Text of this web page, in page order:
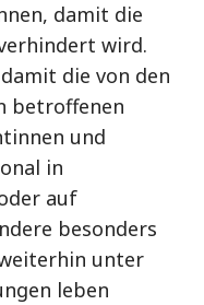
damit die
wird.
die von den
betroffenen
und
in
auf
besonders
unter
leben